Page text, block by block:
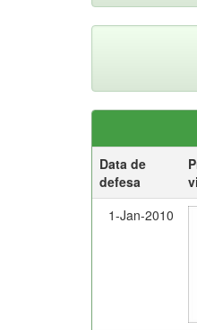
Data de
defesa
1-Jan-2010